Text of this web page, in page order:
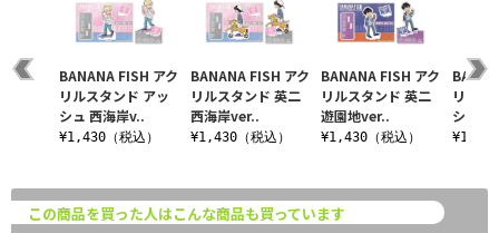
BANANA FISH アク
リルスタンド 英二
西海岸ver..
¥1,430（税込）
BANANA FISH アク
リルスタンド 英二
遊園地ver..
¥1,430（税込）
リルス
シュ
¥1,430
BANANA FISH アク
リルスタンド アッ
シュ 西海岸v..
¥1,430（税込）
この商品を買った人はこんな商品も買っています